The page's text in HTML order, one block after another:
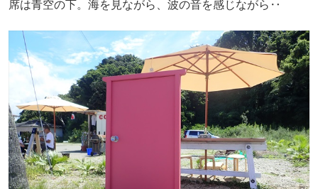
席は青空の下。海を見ながら、波の音を感じながら‥